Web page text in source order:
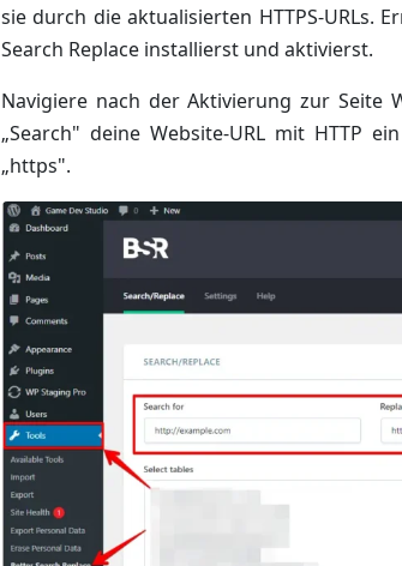
sie durch die aktualisierten HTTPS-URLs.
Search Replace installierst und aktivierst.
Navigiere nach der Aktivierung zur Seite
„Search" deine Website-URL mit HTTP
„https".